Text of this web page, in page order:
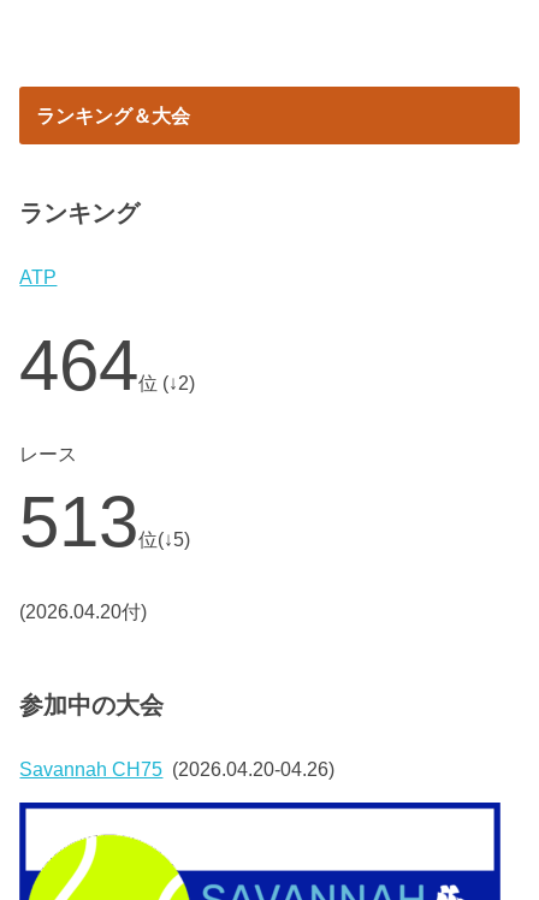
ランキング＆大会
ランキング
ATP
464位 (↓2)
レース
513位(↓5)
(2026.04.20付)
参加中の大会
Savannah CH75 (2026.04.20-04.26)